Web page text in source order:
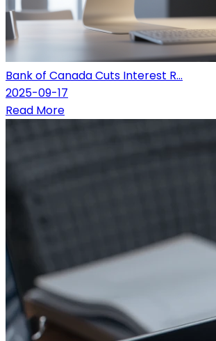
Bank of Canada Cuts Interest R...
2025-09-17
Read More